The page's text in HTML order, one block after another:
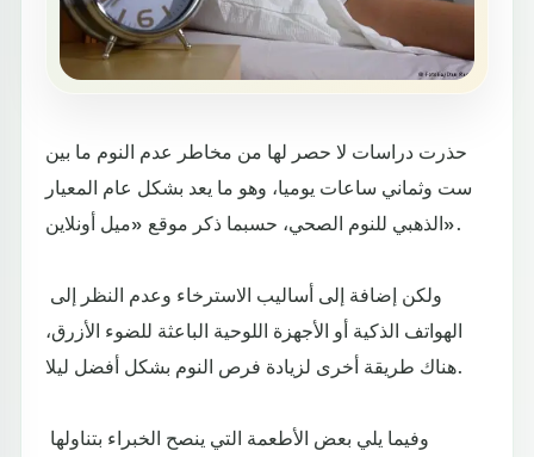
حذرت دراسات لا حصر لها من مخاطر عدم النوم ما بين
ست وثماني ساعات يوميا، وهو ما يعد بشكل عام المعيار
الذهبي للنوم الصحي، حسبما ذكر موقع «ميل أونلاين».
الهواتف الذكية أو الأجهزة اللوحية الباعثة للضوء الأزرق،
هناك طريقة أخرى لزيادة فرص النوم بشكل أفضل ليلا.